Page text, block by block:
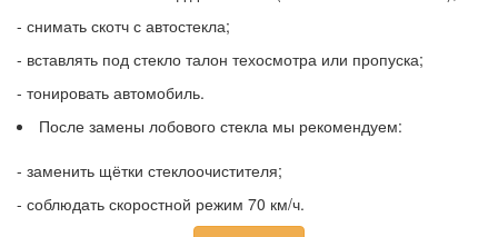
- снимать скотч с автостекла;
- вставлять под стекло талон техосмотра или пропуска;
- тонировать автомобиль.
После замены лобового стекла мы рекомендуем:
- заменить щётки стеклоочистителя;
- соблюдать скоростной режим 70 км/ч.